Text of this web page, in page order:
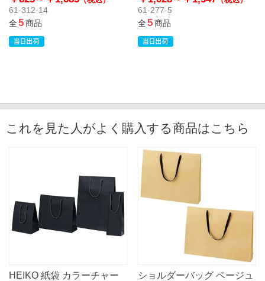
61-312-14
全5商品
61-277-5
全5商品
これを見た人がよく購入する商品はこちら
HEIKO 紙袋 カラーチャー
ショルダーバッグ ベージュ